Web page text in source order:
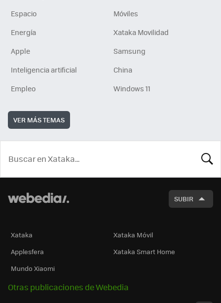
Espacio
Móviles
Energía
Xataka Movilidad
Apple
Samsung
Inteligencia artificial
China
Empleo
Windows 11
VER MÁS TEMAS
SUBIR
Xataka
Xataka Móvil
Applesfera
Xataka Smart Home
Mundo Xiaomi
Otras publicaciones de Webedia